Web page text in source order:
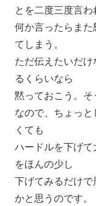
とを二度三度言わ
何か言ったらま
てしまう。
ただ伝えたいだけ
るくらいなら
黙っておこう。そ
なので、ちょっ
くても
ハードルを下げて
をほんの少し
下げてみるだけ
かと思うのです。